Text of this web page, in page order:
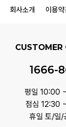
회사소개 이용약
CUSTOMER
1666-
평일 10:00
점심 12:30
휴일 토/일/